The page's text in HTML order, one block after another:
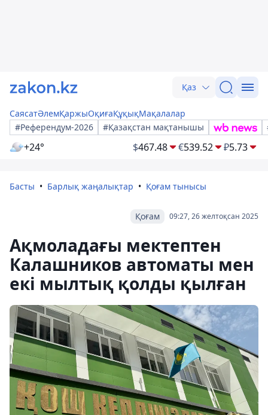
Қаз
СаясатӘлемҚаржыОқиғаҚұқықМақалалар
#Референдум-2026
#Қазақстан мақтанышы
+24° $467.48 €539.52 ₽5.73
Басты Барлық жаңалықтар Қоғам тынысы
09:27, 26 желтоқсан 2025
Қоғам
Ақмоладағы мектептен
Калашников автоматы мен
екі мылтық қолды қылған